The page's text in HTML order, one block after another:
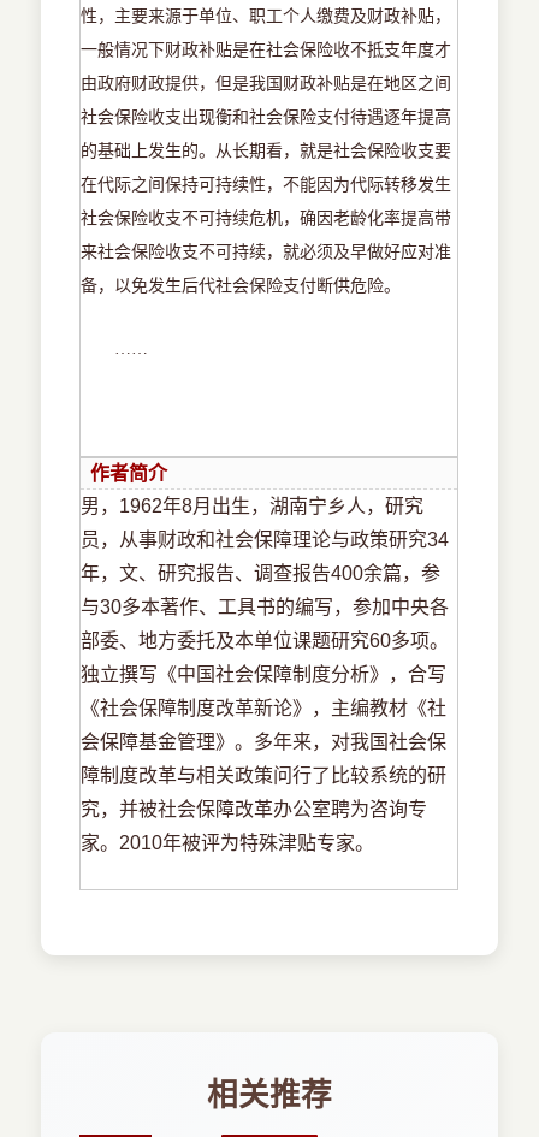
性，主要来源于单位、职工个人缴费及财政补贴，
一般情况下财政补贴是在社会保险收不抵支年度才
由政府财政提供，但是我国财政补贴是在地区之间
社会保险收支出现衡和社会保险支付待遇逐年提高
的基础上发生的。从长期看，就是社会保险收支要
在代际之间保持可持续性，不能因为代际转移发生
社会保险收支不可持续危机，确因老龄化率提高带
来社会保险收支不可持续，就必须及早做好应对准
备，以免发生后代社会保险支付断供危险。
……
作者简介
男，1962年8月出生，湖南宁乡人，研究
员，从事财政和社会保障理论与政策研究34
年，文、研究报告、调查报告400余篇，参
与30多本著作、工具书的编写，参加中央各
部委、地方委托及本单位课题研究60多项。
独立撰写《中国社会保障制度分析》，合写
《社会保障制度改革新论》，主编教材《社
会保障基金管理》。多年来，对我国社会保
障制度改革与相关政策问行了比较系统的研
究，并被社会保障改革办公室聘为咨询专
家。2010年被评为特殊津贴专家。
相关推荐